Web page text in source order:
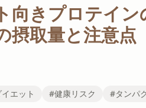
向きプロテイ
摂取量と注意点
エット #健康リスク #タンパ